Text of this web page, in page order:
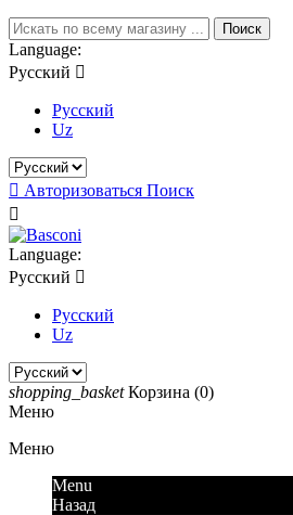
Поиск
Language:
Русский 
Русский
Uz
 Авторизоваться Поиск

Language:
Русский 
Русский
Uz
shopping_basket Корзина (0)
Меню
Меню
Menu
Назад